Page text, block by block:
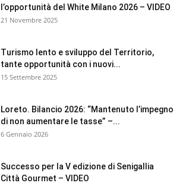
l’opportunità del White Milano 2026 – VIDEO
21 Novembre 2025
Turismo lento e sviluppo del Territorio,
tante opportunità con i nuovi...
15 Settembre 2025
Loreto. Bilancio 2026: “Mantenuto l’impegno
di non aumentare le tasse” –...
6 Gennaio 2026
Successo per la V edizione di Senigallia
Città Gourmet – VIDEO